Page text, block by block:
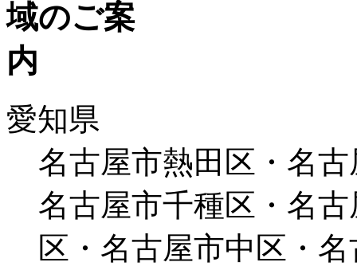
愛知県
名古屋市熱田区・名
名古屋市千種区・名
区・名古屋市中区・